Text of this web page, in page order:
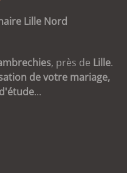
Lille Nord
, près de Lille.
de votre mariage,
...